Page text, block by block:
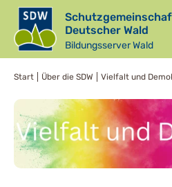
Deutscher Wald
Bildungsserver Wald
Start Über die SDW Vielfalt und